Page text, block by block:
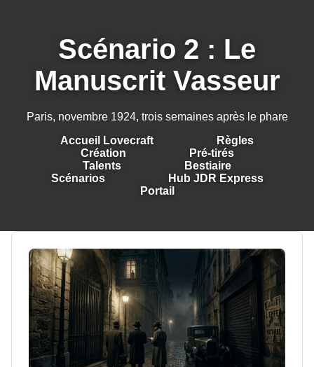
Scénario 2 : Le
Manuscrit Vasseur
Paris, novembre 1924, trois semaines après le phare
Accueil Lovecraft
Règles
Création
Pré-tirés
Talents
Bestiaire
Scénarios
Hub JDR Express
Portail